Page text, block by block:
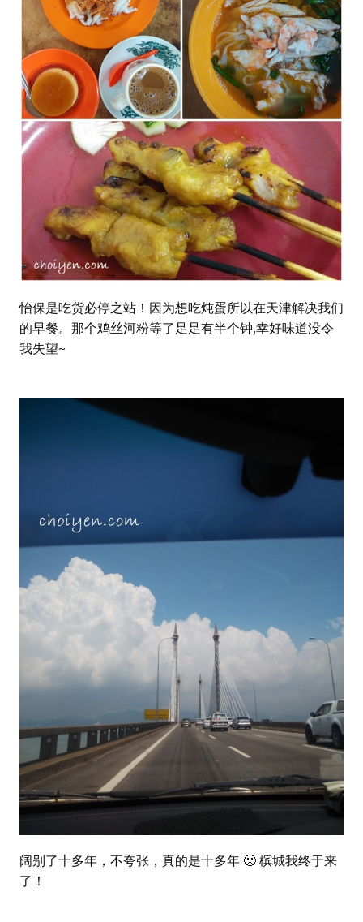
怡保是吃货必停之站！因为想吃炖蛋所以在天津解决我们
的早餐。那个鸡丝河粉等了足足有半个钟,幸好味道没令
我失望~
阔别了十多年，不夸张，真的是十多年 🙁 槟城我终于来
了！